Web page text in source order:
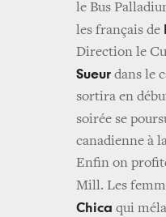
le Bus
les français de
Direction le
Sueur dans le
sortira en
soirée se
canadienne à
Enfin on
Mill. Les
Chica qui